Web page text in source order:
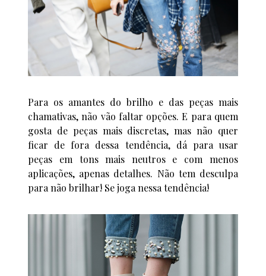
Para os amantes do brilho e das peças mais
chamativas, não vão faltar opções. E para quem
gosta de peças mais discretas, mas não quer
ficar de fora dessa tendência, dá para usar
peças em tons mais neutros e com menos
aplicações, apenas detalhes. Não tem desculpa
para não brilhar! Se joga nessa tendência!